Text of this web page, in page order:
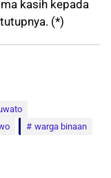
kasih kepada
(*)
warga binaan